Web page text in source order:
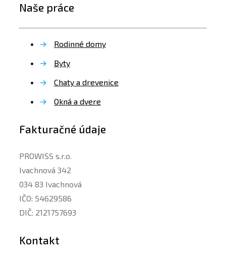
Naše práce
→
Rodinné domy
→
Byty
→
Chaty a drevenice
→
Okná a dvere
Fakturačné údaje
PROWISS s.r.o.
Ivachnová 342
034 83 Ivachnová
IČO: 54629586
DIČ: 2121757693
Kontakt